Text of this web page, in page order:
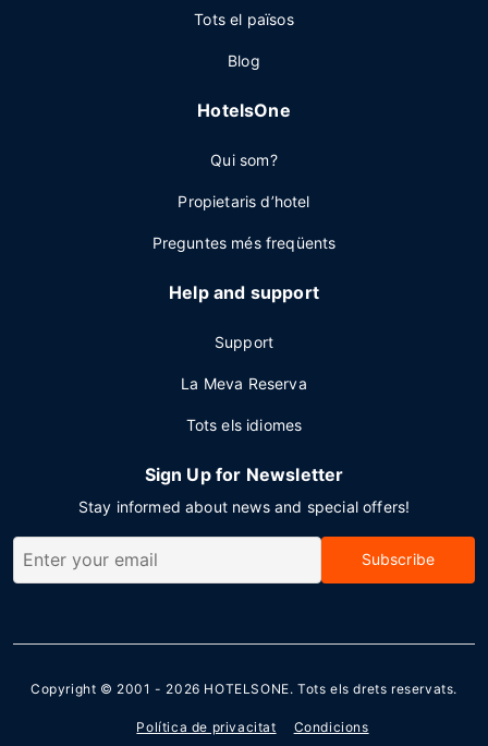
Tots el països
Blog
HotelsOne
Qui som?
Propietaris d’hotel
Preguntes més freqüents
Help and support
Support
La Meva Reserva
Tots els idiomes
Sign Up for Newsletter
Stay informed about news and special offers!
Subscribe
Copyright © 2001 - 2026 HOTELSONE. Tots els drets reservats.
Política de privacitat Condicions